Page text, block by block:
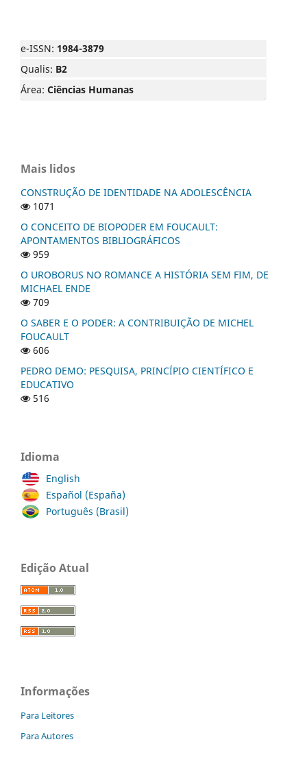
e-ISSN: 1984-3879
Qualis: B2
Área: Ciências Humanas
Mais lidos
CONSTRUÇÃO DE IDENTIDADE NA ADOLESCÊNCIA
1071
O CONCEITO DE BIOPODER EM FOUCAULT:
APONTAMENTOS BIBLIOGRÁFICOS
959
O UROBORUS NO ROMANCE A HISTÓRIA SEM FIM, DE
MICHAEL ENDE
709
O SABER E O PODER: A CONTRIBUIÇÃO DE MICHEL
FOUCAULT
606
PEDRO DEMO: PESQUISA, PRINCÍPIO CIENTÍFICO E
EDUCATIVO
516
Idioma
English
Español (España)
Português (Brasil)
Edição Atual
Informações
Para Leitores
Para Autores